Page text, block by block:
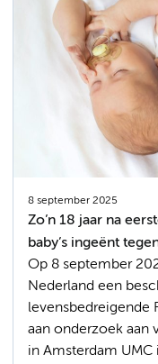
8 september 2025
Zo’n 18 jaar na
baby’s ingeënt
Op 8 september
Nederland een
levensbedreigende
aan onderzoek aan
in Amsterdam UMC